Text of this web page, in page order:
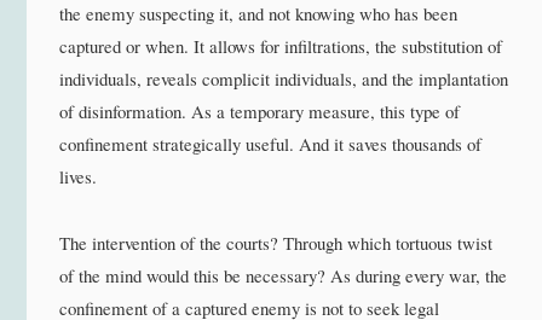
the enemy suspecting it, and not knowing who has been
captured or when. It allows for infiltrations, the substitution of
individuals, reveals complicit individuals, and the implantation
of disinformation. As a temporary measure, this type of
confinement strategically useful. And it saves thousands of
lives.
The intervention of the courts? Through which tortuous twist
of the mind would this be necessary? As during every war, the
confinement of a captured enemy is not to seek legal